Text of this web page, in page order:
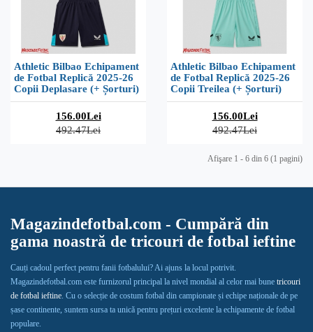
Athletic Bilbao Echipament
de Fotbal Replică 2025-26
Copii Deplasare (+ Șorturi)
156.00Lei
492.47Lei
Athletic Bilbao Echipament
de Fotbal Replică 2025-26
Copii Treilea (+ Șorturi)
156.00Lei
492.47Lei
Afişare 1 - 6 din 6 (1 pagini)
Magazindefotbal.com - Cumpără din
gama noastră de tricouri de fotbal ieftine
Cauți cadoul perfect pentru fanii fotbalului? Ai ajuns la locul potrivit.
Magazindefotbal.com este furnizorul principal la nivel mondial al celor mai bune tricouri
de fotbal ieftine. Cu o selecție de costum fotbal din campionate și echipe naționale de pe
șase continente, suntem sursa ta unică pentru prețuri excelente la echipamente de fotbal
populare.